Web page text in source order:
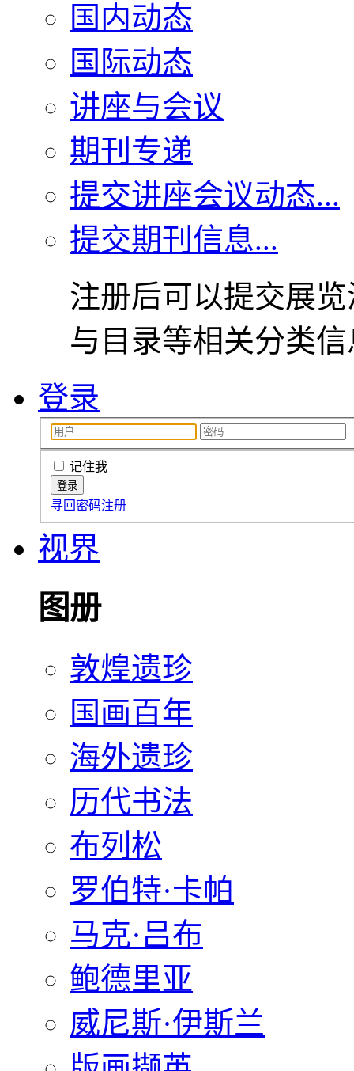
国内动态
国际动态
讲座与会议
期刊专递
提交讲座会议动态...
提交期刊信息...
注册后可以提交展
与目录等相关分类
登录
记住我
寻回密码注册
视界
图册
敦煌遗珍
国画百年
海外遗珍
历代书法
布列松
罗伯特·卡帕
马克·吕布
鲍德里亚
威尼斯·伊斯兰